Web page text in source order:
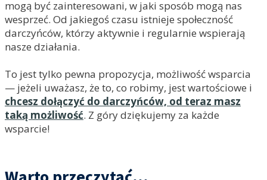
mogą być zainteresowani, w jaki sposób mogą nas
wesprzeć. Od jakiegoś czasu istnieje społeczność
darczyńców, którzy aktywnie i regularnie wspierają
nasze działania.
To jest tylko pewna propozycja, możliwość wsparcia
— jeżeli uważasz, że to, co robimy, jest wartościowe i
chcesz dołączyć do darczyńców, od teraz masz
taką możliwość. Z góry dziękujemy za każde
wsparcie!